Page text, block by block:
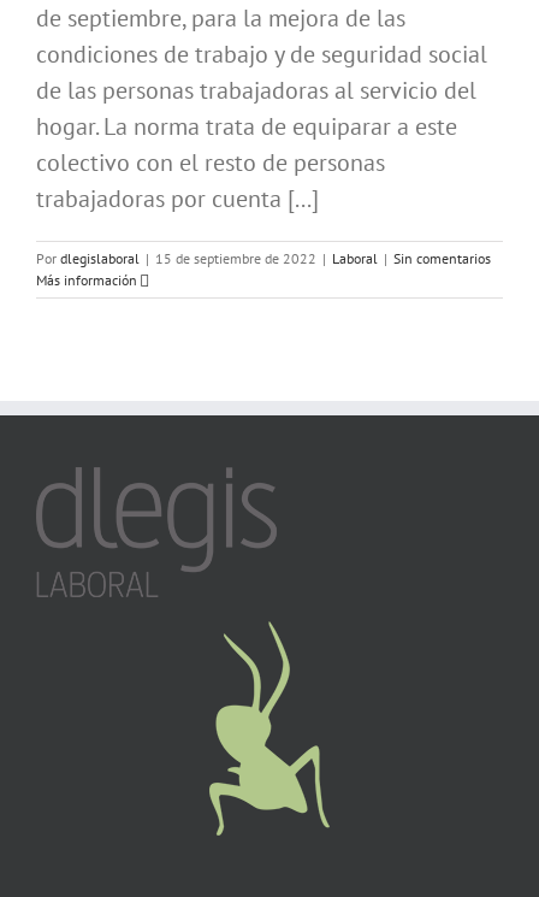
de septiembre, para la mejora de las
condiciones de trabajo y de seguridad social
de las personas trabajadoras al servicio del
hogar. La norma trata de equiparar a este
colectivo con el resto de personas
trabajadoras por cuenta [...]
Por dlegislaboral | 15 de septiembre de 2022 | Laboral | Sin comentarios
Más información